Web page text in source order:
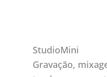
StudioMini
Gravação,